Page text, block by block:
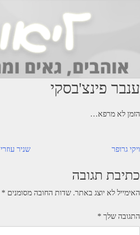
ענבר פינצ'בסקי
הזמן לא מרפא…
ניווט שניר עוזרי ויקי גרופר
כתיבת תגובה
האימייל לא יוצג באתר. שדות החובה מסומנים *
התגובה שלך *